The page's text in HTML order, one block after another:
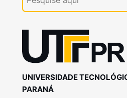
UNIVERSIDADE
PARANÁ